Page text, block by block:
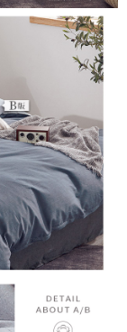
相關給付款項請求債
意方可使用
公司不負相關責
戶狀況，依本公司即
本公司將視審查結果
現惡意使用之情形，
採取法律行動。